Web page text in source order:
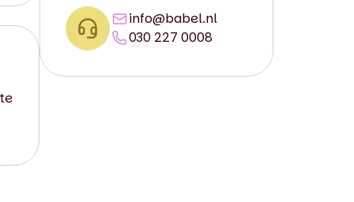
info@babel.nl
030 227 0008